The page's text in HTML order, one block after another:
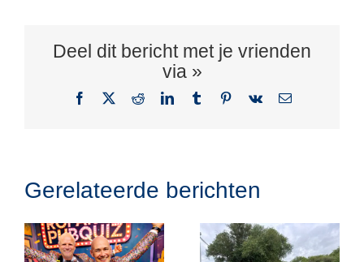
Deel dit bericht met je vrienden
via »
Facebook
X RedditLinkedInTumblrPinterest
Vk
E-
Gerelateerde berichten